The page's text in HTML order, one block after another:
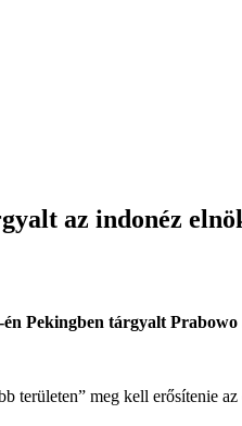
az indonéz
Pekingben tárgyalt
területen” meg kell erősítenie